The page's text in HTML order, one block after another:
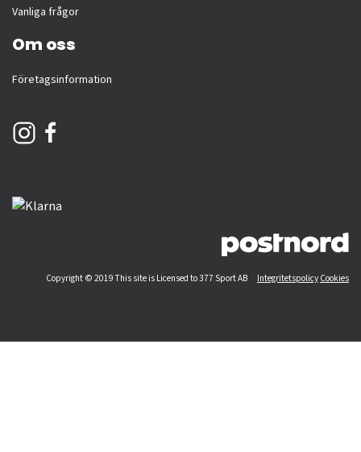
Vanliga frågor
Om oss
Företagsinformation
Copyright © 2019 This site is Licensed to 377 Sport AB Integritetspolicy Cookies